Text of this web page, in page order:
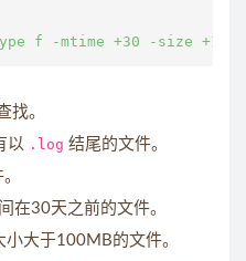
找。
以 .log 结尾的文件。
在30天之前的文件。
小大于100MB的文件。